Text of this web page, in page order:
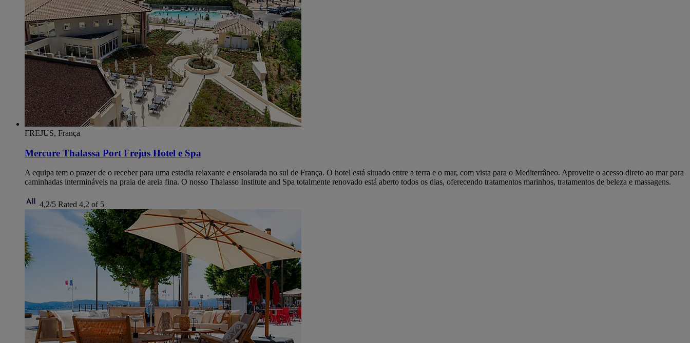
FREJUS, França
Mercure Thalassa Port Frejus Hotel e Spa
A equipa tem o prazer de o receber para uma estadia relaxante e ensolarada no sul de França. O hotel está situado entre a terra e o mar, com vista para o Mediterrâneo. Aproveite o acesso direto ao mar para
caminhadas intermináveis na praia de areia fina. O nosso Thalasso Institute and Spa totalmente renovado está aberto todos os dias, oferecendo tratamentos marinhos, tratamentos de beleza e massagens.
4,2/5 Rated 4,2 of 5